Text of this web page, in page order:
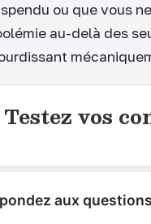
ou que vous
au-delà des
Testez vos
aux